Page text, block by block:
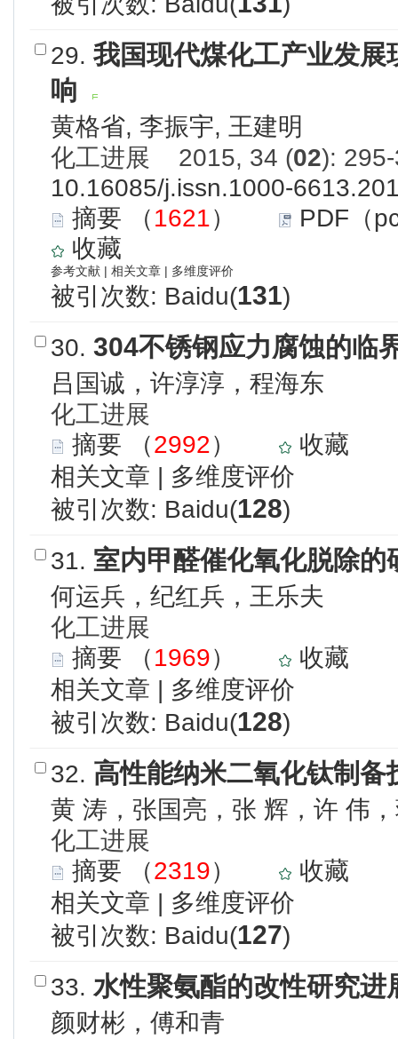
29. 我国现代煤化工产业发
响
黄格省, 李振宇, 王建明
化工进展 2015, 34 (02):
10.16085/j.issn.1000-
摘要 （1621）
PDF（
收藏
参考文献 | 相关文章 | 多维度评价
被引次数: Baidu(131)
30. 304不锈钢应力腐蚀的临
吕国诚，许淳淳，程海东
化工进展
摘要 （2992）
收藏
相关文章 | 多维度评价
被引次数: Baidu(128)
31. 室内甲醛催化氧化脱除的
何运兵，纪红兵，王乐夫
化工进展
摘要 （1969）
收藏
相关文章 | 多维度评价
被引次数: Baidu(128)
32. 高性能纳米二氧化钛制备
黄 涛，张国亮，张 辉，许 伟
化工进展
摘要 （2319）
收藏
相关文章 | 多维度评价
被引次数: Baidu(127)
33. 水性聚氨酯的改性研究进
颜财彬，傅和青